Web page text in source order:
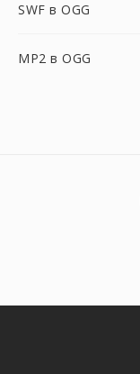
SWF в OGG
MP2 в OGG